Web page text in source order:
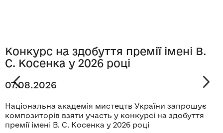
Конкурс на здобуття премії імені В.
С. Косенка у 2026 році
07.08.2026
Національна академія мистецтв України запрошує
композиторів взяти участь у конкурсі на здобуття
премії імені В. С. Косенка у 2026 році